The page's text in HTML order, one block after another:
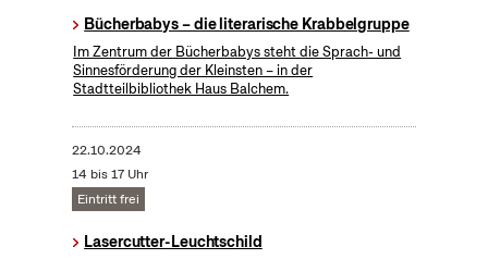
Bücherbabys – die literarische Krabbelgruppe
Im Zentrum der Bücherbabys steht die Sprach- und
Sinnesförderung der Kleinsten – in der
Stadtteilbibliothek Haus Balchem.
22.10.2024
14 bis 17 Uhr
Eintritt frei
Lasercutter-Leuchtschild